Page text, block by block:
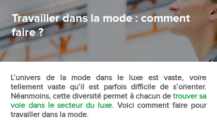
Travailler dans la mode : comment
faire ?
L’univers de la mode dans le luxe est vaste, voire
tellement vaste qu’il est parfois difficile de s’orienter.
Néanmoins, cette diversité permet à chacun de trouver sa
voie dans le secteur du luxe. Voici comment faire pour
travailler dans la mode.